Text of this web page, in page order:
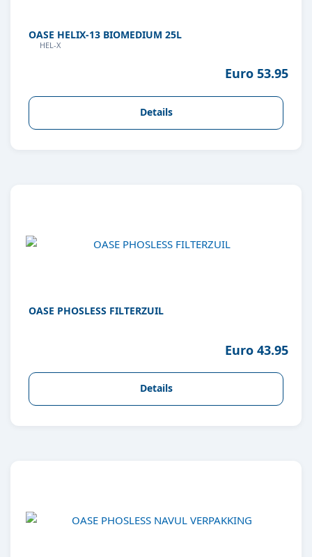
OASE HELIX-13 BIOMEDIUM 25L
HEL-X
Euro 53.95
Details
OASE PHOSLESS FILTERZUIL
Euro 43.95
Details